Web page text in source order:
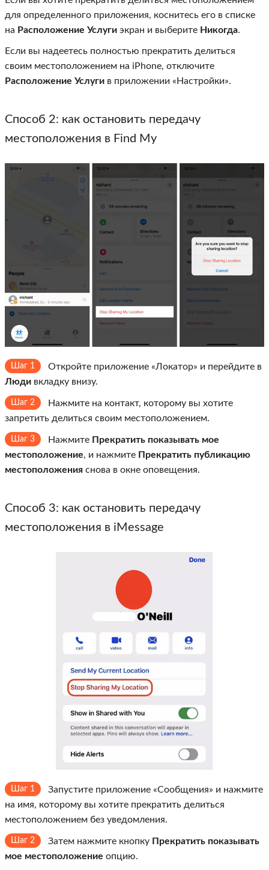
для определенного приложения, коснитесь его в списке
на Расположение Услуги экран и выберите Никогда.
Если вы надеетесь полностью прекратить делиться
своим местоположением на iPhone, отключите
Расположение Услуги в приложении «Настройки».
Способ 2: как остановить передачу
местоположения в Find My
Шаг 1
Откройте приложение «Локатор» и перейдите в
Люди вкладку внизу.
Шаг 2
Нажмите на контакт, которому вы хотите
запретить делиться своим местоположением.
Шаг 3 Нажмите Прекратить показывать мое
местоположение, и нажмите Прекратить публикацию
местоположения снова в окне оповещения.
Способ 3: как остановить передачу
местоположения в iMessage
Шаг 1
Запустите приложение «Сообщения» и нажмите
на имя, которому вы хотите прекратить делиться
местоположением без уведомления.
Шаг 2 Затем нажмите кнопку Прекратить показывать
мое местоположение опцию.